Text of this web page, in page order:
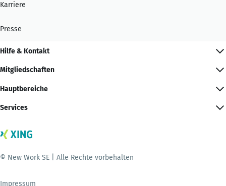
Karriere
Presse
Hilfe & Kontakt
Mitgliedschaften
Hauptbereiche
Services
© New Work SE | Alle Rechte vorbehalten
Impressum